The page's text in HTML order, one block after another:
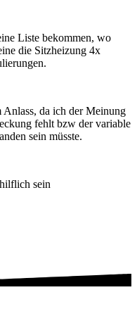
Liste bekommen, wo
die Sitzheizung 4x
Anlass, da ich der Meinung
fehlt bzw der variable
sein müsste.
sein